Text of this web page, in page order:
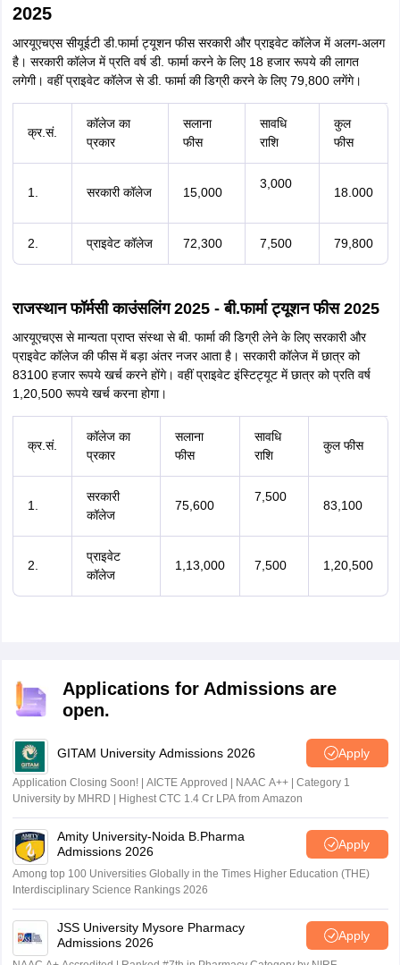
2025
आरयूएचएस सीयूईटी डी.फार्मा ट्यूशन फीस सरकारी और प्राइवेट कॉलेज में अलग-अलग
है। सरकारी कॉलेज में प्रति वर्ष डी. फार्मा करने के लिए 18 हजार रूपये की लागत
लगेगी। वहीं प्राइवेट कॉलेज से डी. फार्मा की डिग्री करने के लिए 79,800 लगेंगे।
क्र.सं.
कॉलेज का
प्रकार
सलाना
फीस
सावधि
राशि
कुल
फीस
1. सरकारी कॉलेज 15,000
3,000
18.000
2. प्राइवेट कॉलेज 72,300 7,500 79,800
राजस्थान फॉर्मसी काउंसलिंग 2025 - बी.फार्मा ट्यूशन फीस 2025
आरयूएचएस से मान्यता प्राप्त संस्था से बी. फार्मा की डिग्री लेने के लिए सरकारी और
प्राइवेट कॉलेज की फीस में बड़ा अंतर नजर आता है। सरकारी कॉलेज में छात्र को
83100 हजार रूपये खर्च करने होंगे। वहीं प्राइवेट इंस्टिट्यूट में छात्र को प्रति वर्ष
1,20,500 रूपये खर्च करना होगा।
क्र.सं.
कॉलेज का
प्रकार
सलाना
फीस
सावधि
राशि
कुल फीस
1.
सरकारी
कॉलेज
75,600
7,500
83,100
2.
प्राइवेट
कॉलेज
1,13,000 7,500 1,20,500
Applications for Admissions are
open.
GITAM University Admissions 2026 Apply
Application Closing Soon! | AICTE Approved | NAAC A++ | Category 1
University by MHRD | Highest CTC 1.4 Cr LPA from Amazon
Amity University-Noida B.Pharma
Admissions 2026
Apply
Among top 100 Universities Globally in the Times Higher Education (THE)
Interdisciplinary Science Rankings 2026
JSS University Mysore Pharmacy
Admissions 2026
Apply